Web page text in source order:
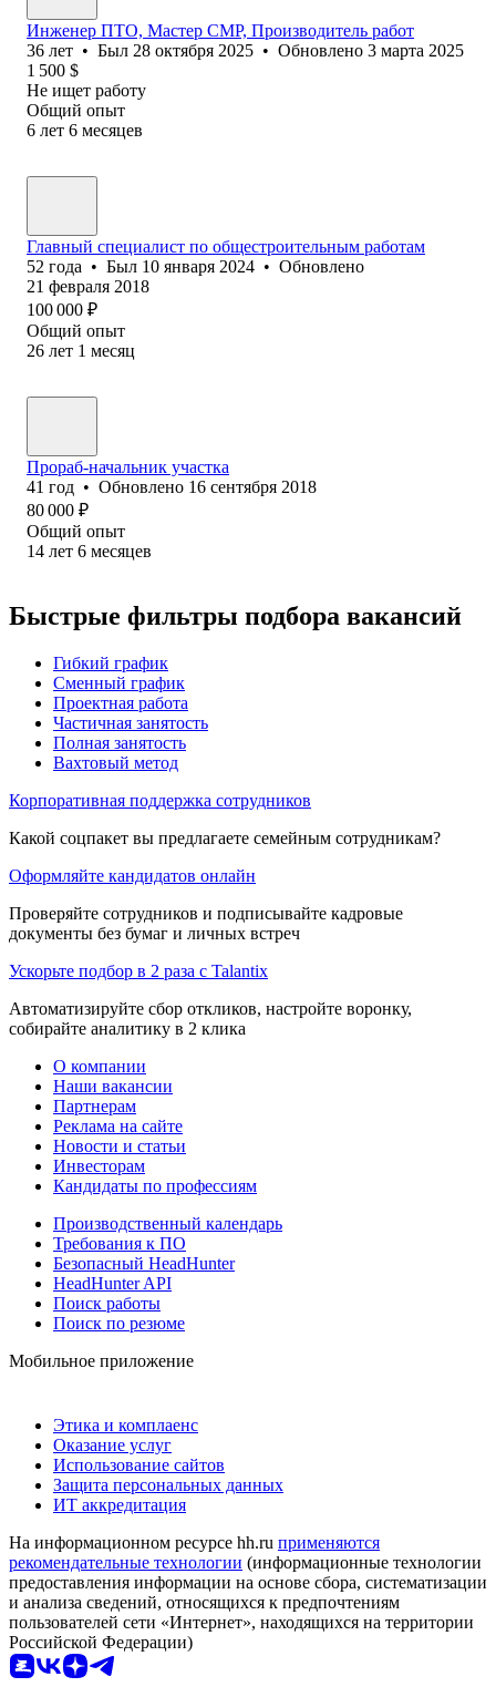
Инженер ПТО, Мастер СМР, Производитель работ
36 лет • Был 28 октября 2025 • Обновлено 3 марта 2025
1 500 $
Не ищет работу
Общий опыт
6 лет 6 месяцев
Главный специалист по общестроительным работам
52 года • Был 10 января 2024 • Обновлено
21 февраля 2018
100 000 ₽
Общий опыт
26 лет 1 месяц
Прораб-начальник участка
41 год • Обновлено 16 сентября 2018
80 000 ₽
Общий опыт
14 лет 6 месяцев
Быстрые фильтры подбора вакансий
Гибкий график
Сменный график
Проектная работа
Частичная занятость
Полная занятость
Вахтовый метод
Корпоративная поддержка сотрудников
Какой соцпакет вы предлагаете семейным сотрудникам?
Оформляйте кандидатов онлайн
Проверяйте сотрудников и подписывайте кадровые
документы без бумаг и личных встреч
Ускорьте подбор в 2 раза с Talantix
Автоматизируйте сбор откликов, настройте воронку,
собирайте аналитику в 2 клика
О компании
Наши вакансии
Партнерам
Реклама на сайте
Новости и статьи
Инвесторам
Кандидаты по профессиям
Производственный календарь
Требования к ПО
Безопасный HeadHunter
HeadHunter API
Поиск работы
Поиск по резюме
Мобильное приложение
Этика и комплаенс
Оказание услуг
Использование сайтов
Защита персональных данных
ИТ аккредитация
На информационном ресурсе hh.ru применяются
рекомендательные технологии (информационные технологии
предоставления информации на основе сбора, систематизации
и анализа сведений, относящихся к предпочтениям
пользователей сети «Интернет», находящихся на территории
Российской Федерации)